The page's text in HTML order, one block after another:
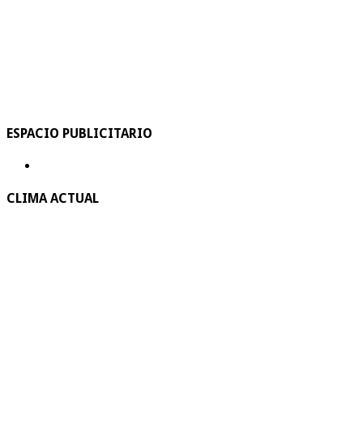
ESPACIO PUBLICITARIO
CLIMA ACTUAL